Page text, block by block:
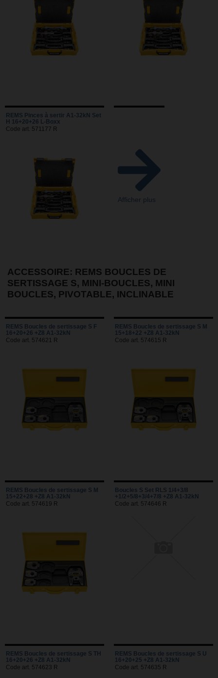
REMS Pinces à sertir A1-32kN Set
H 16+20+26 L-Boxx
Code art. 571177 R
Afficher plus
ACCESSOIRE: REMS BOUCLES DE
SERTISSAGE S, MINI-BOUCLES, MINI
BOUCLES, PIVOTABLE, INCLINABLE
REMS Boucles de sertissage S F
16+20+26 +Z8 A1-32kN
Code art. 574621 R
REMS Boucles de sertissage S M
15+18+22 +Z8 A1-32kN
Code art. 574615 R
REMS Boucles de sertissage S M
15+22+28 +Z8 A1-32kN
Code art. 574619 R
Boucles S Set RLS 1/4+3/8
+1/2+5/8+3/4+7/8 +Z8 A1-32kN
Code art. 574646 R
REMS Boucles de sertissage S TH
16+20+26 +Z8 A1-32kN
Code art. 574623 R
REMS Boucles de sertissage S U
16+20+25 +Z8 A1-32kN
Code art. 574635 R